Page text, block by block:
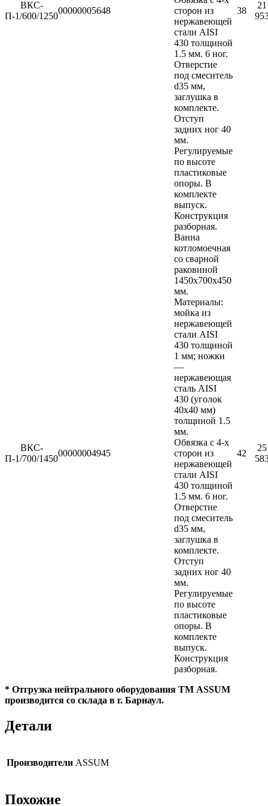
ВКС-
П-1/600/1250
00000005648
сторон из
нержавеющей
стали AISI
430 толщиной
1.5 мм. 6 ног.
Отверстие
под смеситель
d35 мм,
заглушка в
комплекте.
Отступ
задних ног 40
мм.
Регулируемые
по высоте
пластиковые
опоры. В
комплекте
выпуск.
Конструкция
разборная.
38
21
ВКС-
П-1/700/1450
00000004945
Ванна
котломоечная
со сварной
раковиной
1450х700х450
мм.
Материалы:
мойка из
нержавеющей
стали AISI
430 толщиной
1 мм; ножки
—
нержавеющая
сталь AISI
430 (уголок
40х40 мм)
толщиной 1.5
мм.
Обвязка с 4-х
сторон из
нержавеющей
стали AISI
430 толщиной
1.5 мм. 6 ног.
Отверстие
под смеситель
d35 мм,
заглушка в
комплекте.
Отступ
задних ног 40
мм.
Регулируемые
по высоте
пластиковые
опоры. В
комплекте
выпуск.
Конструкция
разборная.
42
25
* Отгрузка нейтрального оборудования ТМ ASSUM
производится со склада в г. Барнаул.
Детали
Производители ASSUM
Похожие